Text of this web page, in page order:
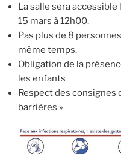
La salle sera
15 mars à 12h00.
Pas plus de 8
même temps.
Obligation de la
les enfants
Respect des consignes
barrières »